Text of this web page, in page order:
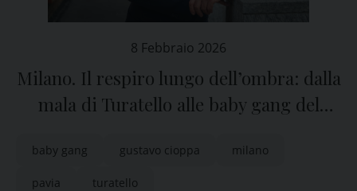
8 Febbraio 2026
Milano. Il respiro lungo dell’ombra: dalla
mala di Turatello alle baby gang del
baby gang gustavo cioppa milano
pavia turatello